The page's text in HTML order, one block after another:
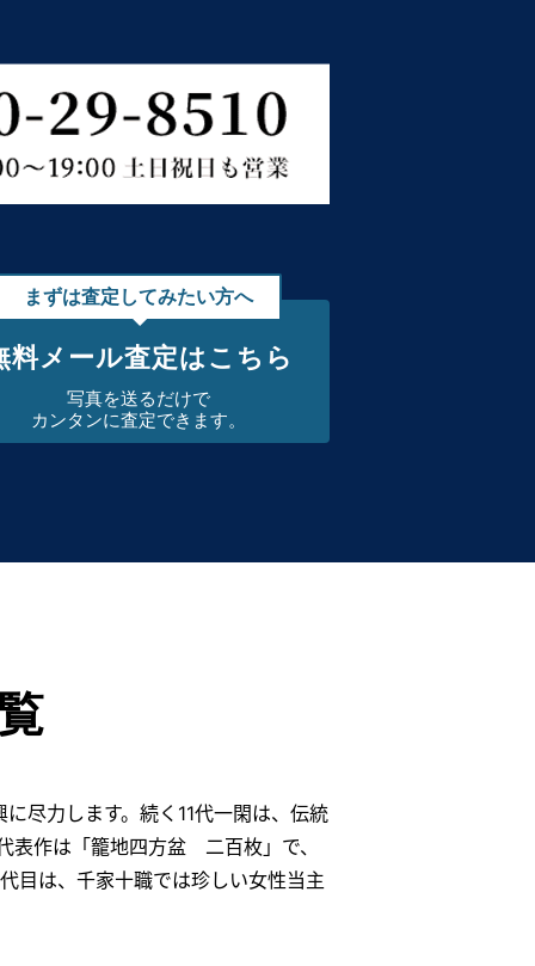
まずは査定してみたい方へ
料メール査定はこちら
写真を送るだけで
カンタンに査定できます。
尽力します。続く11代一閑は、伝統
表作は「籠地四方盆 二百枚」で、
目は、千家十職では珍しい女性当主